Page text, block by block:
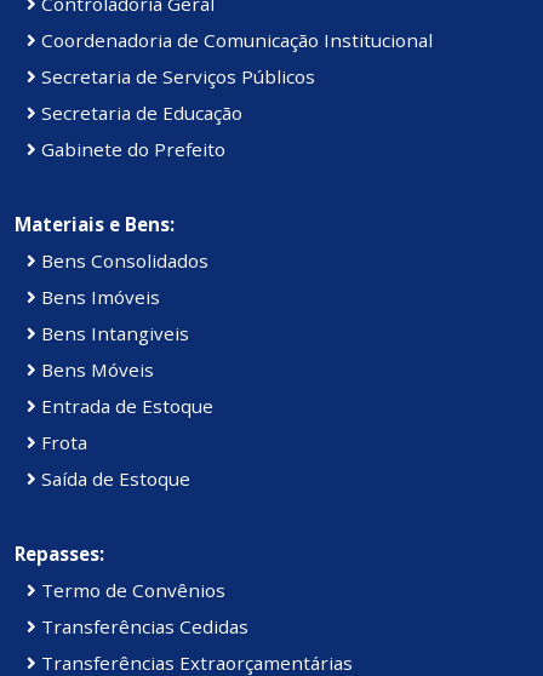
Coordenadoria de Comunicação Institucional
Secretaria de Serviços Públicos
Secretaria de Educação
Gabinete do Prefeito
Materiais e Bens:
Bens Consolidados
Bens Imóveis
Bens Intangiveis
Bens Móveis
Entrada de Estoque
Frota
Saída de Estoque
Repasses:
Termo de Convênios
Transferências Cedidas
Transferências Extraorçamentárias